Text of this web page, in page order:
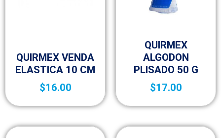
QUIRMEX VENDA
ELASTICA 10 CM
$16.00
QUIRMEX
ALGODON
PLISADO 50 G
$17.00